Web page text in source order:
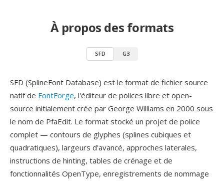
À propos des formats
SFD G3
SFD (SplineFont Database) est le format de fichier source
natif de FontForge, l'éditeur de polices libre et open-
source initialement crée par George Williams en 2000 sous
le nom de PfaEdit. Le format stocké un projet de police
complet — contours de glyphes (splines cubiques et
quadratiques), largeurs d'avancé, approches laterales,
instructions de hinting, tables de crénage et de
fonctionnalités OpenType, enregistrements de nommage